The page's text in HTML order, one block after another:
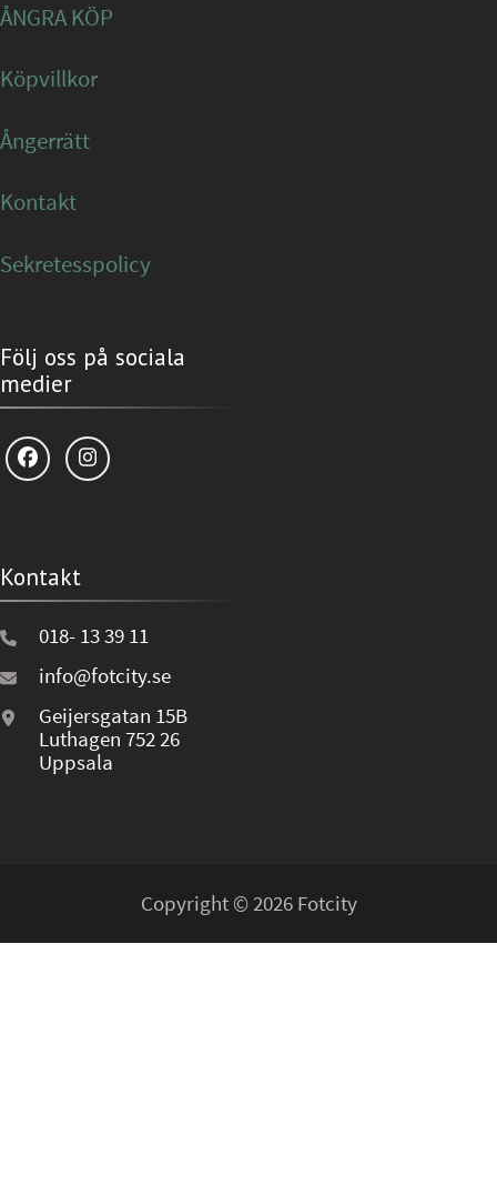
ÅNGRA KÖP
Köpvillkor
Ångerrätt
Kontakt
Sekretesspolicy
Följ oss på sociala
medier
Kontakt
018- 13 39 11
info@fotcity.se
Geijersgatan 15B
Luthagen 752 26
Uppsala
Copyright © 2026 Fotcity